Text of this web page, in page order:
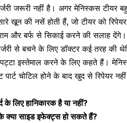
जरूरी नहीं है। अगर मेनिस्कस
खून की नसें होती हैं, जो टीयर को
और बर्फ से सिकाई करने की सलाह देंगे।
से बचने के लिए डॉक्टर कई तरह की
इस्तेमाल करने के लिए कहते हैं।
पार्ट चोटिल होने के बाद खुद से रिपेयर
लिए हानिकारक है या नहीं?
के क्या साइड इफेक्ट्स हो सकते हैं?